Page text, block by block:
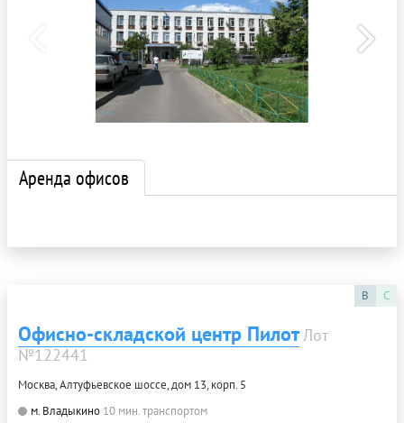
Аренда офисов
B C
Офисно-складской центр ПилотЛот
№122441
Москва, Алтуфьевское шоссе, дом 13, корп. 5
м. Владыкино 10 мин. транспортом